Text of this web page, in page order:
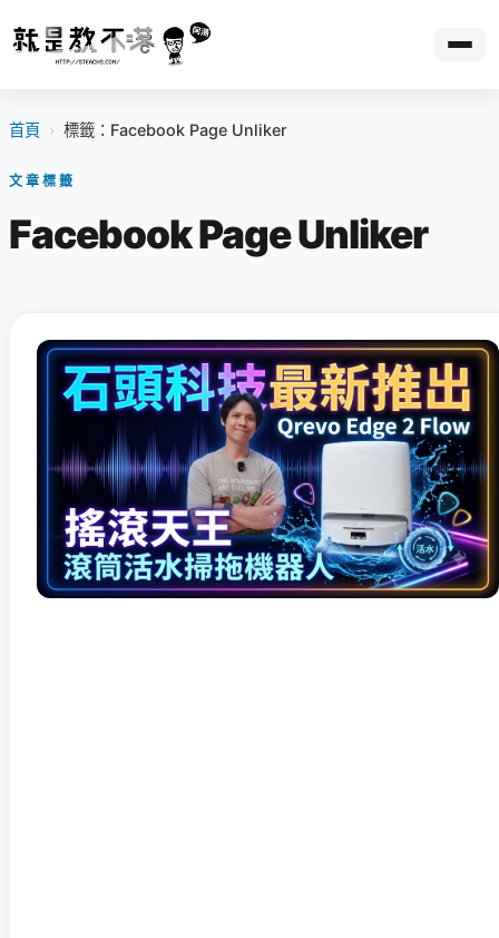
首頁 › 標籤：Facebook Page Unliker
文章標籤
Facebook Page Unliker